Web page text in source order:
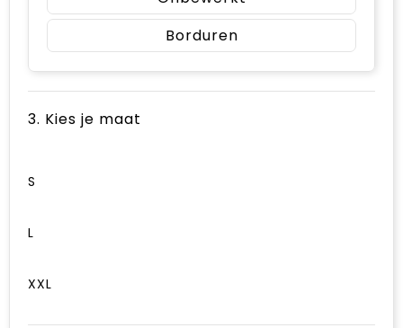
Borduren
3. Kies je maat
S
L
XXL